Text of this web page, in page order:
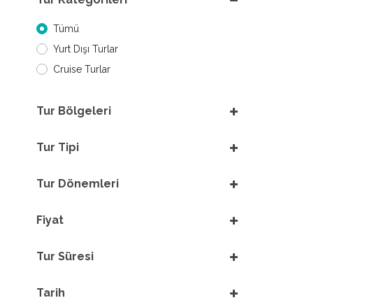
Tümü
Yurt Dışı Turlar
Cruise Turlar
Tur Bölgeleri
Tur Tipi
Tur Dönemleri
Fiyat
Tur Süresi
Tarih